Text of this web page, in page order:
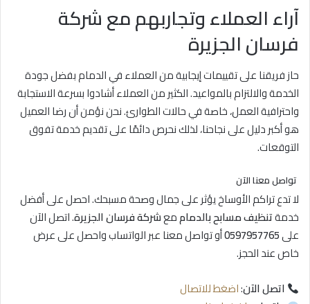
آراء العملاء وتجاربهم مع شركة
فرسان الجزيرة
حاز فريقنا على تقييمات إيجابية من العملاء في الدمام بفضل جودة
الخدمة والالتزام بالمواعيد. الكثير من العملاء أشادوا بسرعة الاستجابة
واحترافية العمل، خاصة في حالات الطوارئ. نحن نؤمن أن رضا العميل
هو أكبر دليل على نجاحنا، لذلك نحرص دائمًا على تقديم خدمة تفوق
التوقعات.
تواصل معنا الآن
لا تدع تراكم الأوساخ يؤثر على جمال وصحة مسبحك. احصل على أفضل
خدمةتنظيف مسابح بالدماممعشركة فرسان الجزيرة. اتصل الآن
على0597957765أو تواصل معنا عبر الواتساب واحصل على عرض
خاص عند الحجز.
اتصل الآن:اضغط للاتصال